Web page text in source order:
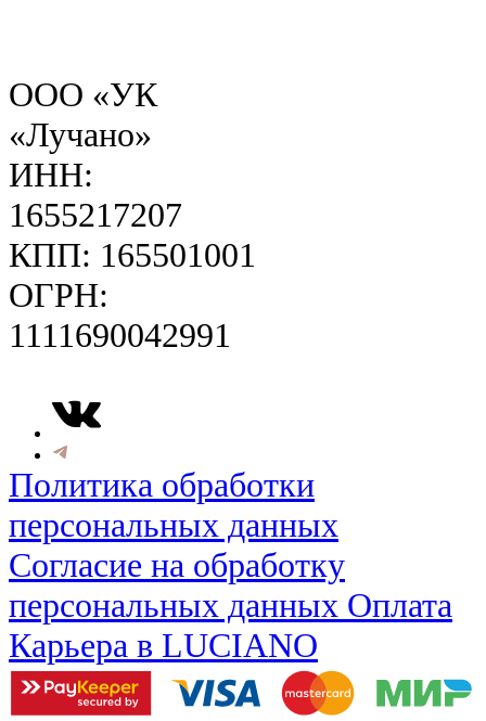
ООО «УК
«Лучано»
ИНН:
1655217207
КПП: 165501001
ОГРН:
1111690042991
Политика обработки
персональных данных
Cогласие на обработку
персональных данных Оплата
Карьера в LUCIANO